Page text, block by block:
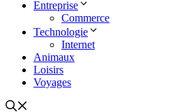
Entreprise
Commerce
Technologie
Internet
Animaux
Loisirs
Voyages